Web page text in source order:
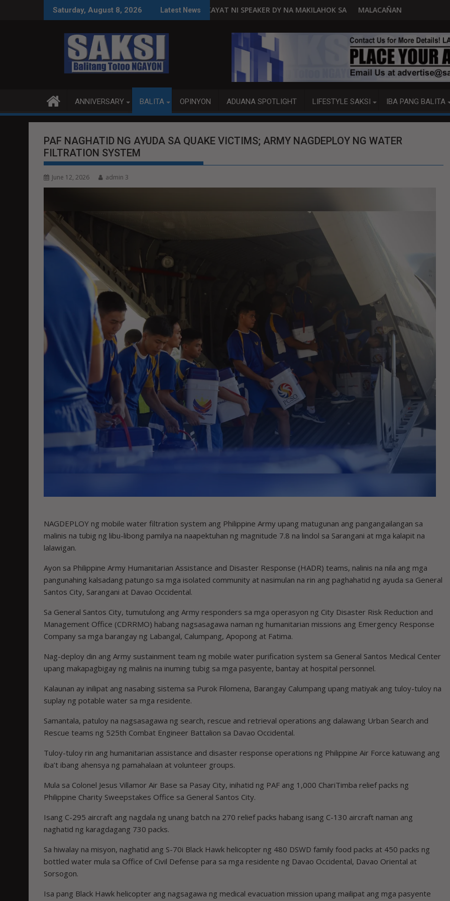
Saturday, August 8, 2026 Latest News
IMPLEMENTASYON NG RPVARA
PUBLIKO HINIKAYAT NI SPEAKER DY NA MAKILAHOK SA PAGBUO NG MGA BATAS
MALACAÑANG PINAAARAL NA SA DOJ ANG
ANNIVERSARY BALITA OPINYON ADUANA SPOTLIGHT LIFESTYLE SAKSI IBA PANG BALITA
PAF NAGHATID NG AYUDA SA QUAKE VICTIMS; ARMY NAGDEPLOY NG WATER
FILTRATION SYSTEM
June 12, 2026 admin 3
NAGDEPLOY ng mobile water filtration system ang Philippine Army upang matugunan ang pangangailangan sa
malinis na tubig ng libu-libong pamilya na naapektuhan ng magnitude 7.8 na lindol sa Sarangani at mga kalapit na
lalawigan.
Ayon sa Philippine Army Humanitarian Assistance and Disaster Response (HADR) teams, nalinis na nila ang mga
pangunahing kalsadang patungo sa mga isolated community at nasimulan na rin ang paghahatid ng ayuda sa General
Santos City, Sarangani at Davao Occidental.
Sa General Santos City, tumutulong ang Army responders sa mga operasyon ng City Disaster Risk Reduction and
Management Office (CDRRMO) habang nagsasagawa naman ng humanitarian missions ang Emergency Response
Company sa mga barangay ng Labangal, Calumpang, Apopong at Fatima.
Nag-deploy din ang Army sustainment team ng mobile water purification system sa General Santos Medical Center
upang makapagbigay ng malinis na inuming tubig sa mga pasyente, bantay at hospital personnel.
Kalaunan ay inilipat ang nasabing sistema sa Purok Filomena, Barangay Calumpang upang matiyak ang tuloy-tuloy na
suplay ng potable water sa mga residente.
Samantala, patuloy na nagsasagawa ng search, rescue and retrieval operations ang dalawang Urban Search and
Rescue teams ng 525th Combat Engineer Battalion sa Davao Occidental.
Tuloy-tuloy rin ang humanitarian assistance and disaster response operations ng Philippine Air Force katuwang ang
iba’t ibang ahensya ng pamahalaan at volunteer groups.
Mula sa Colonel Jesus Villamor Air Base sa Pasay City, inihatid ng PAF ang 1,000 ChariTimba relief packs ng
Philippine Charity Sweepstakes Office sa General Santos City.
Isang C-295 aircraft ang nagdala ng unang batch na 270 relief packs habang isang C-130 aircraft naman ang
naghatid ng karagdagang 730 packs.
Sa hiwalay na misyon, naghatid ang S-70i Black Hawk helicopter ng 480 DSWD family food packs at 450 packs ng
bottled water mula sa Office of Civil Defense para sa mga residente ng Davao Occidental, Davao Oriental at
Sorsogon.
Isa pang Black Hawk helicopter ang nagsagawa ng medical evacuation mission upang mailipat ang mga pasyente